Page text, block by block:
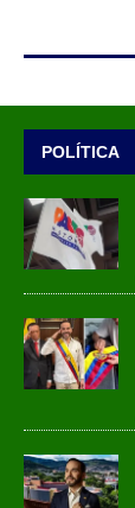
POLÍTICA